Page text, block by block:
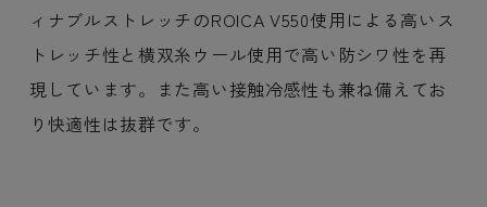
ィナブルストレッチのROICA V550使用による高いス
トレッチ性と横双糸ウール使用で高い防シワ性を再
現しています。また高い接触冷感性も兼ね備えてお
り快適性は抜群です。